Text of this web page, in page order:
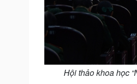
Hội thảo khoa học